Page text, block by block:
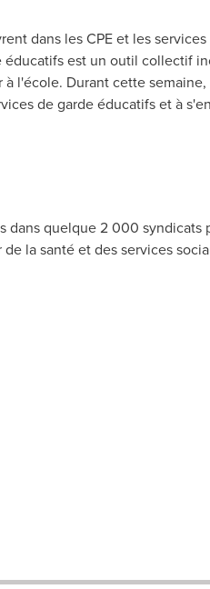
dans les CPE et les
est un outil collectif
l'école. Durant cette
de garde éducatifs et à
quelque 2 000 syndicats
la santé et des services